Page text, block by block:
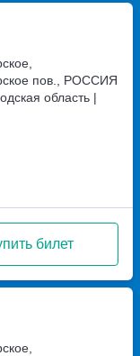
билет
пов., РОССИЯ
область |